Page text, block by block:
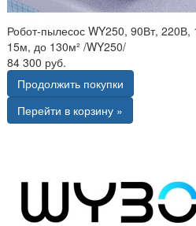
Робот-пылесос WY250, 90Вт, 220В,
15м, до 130м² /WY250/
84 300 руб.
Продолжить покупки
Перейти в корзину »